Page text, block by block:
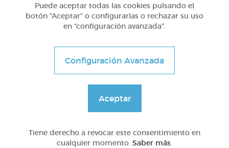
Otros
Sílabas directas: iniciales y finales
DOCS (4)
Puede aceptar todas las cookies pulsando el
botón “Aceptar” o configurarlas o rechazar su uso
en “configuración avanzada”.
Configuración Avanzada
Aceptar
Tiene derecho a revocar este consentimiento en
cualquier momento. Saber más.